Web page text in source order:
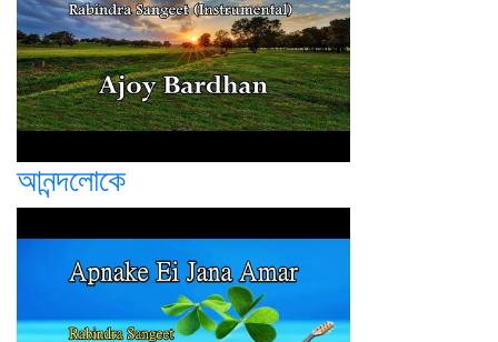
আনন্দলোকে